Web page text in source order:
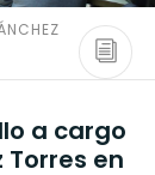
a cargo
Torres en